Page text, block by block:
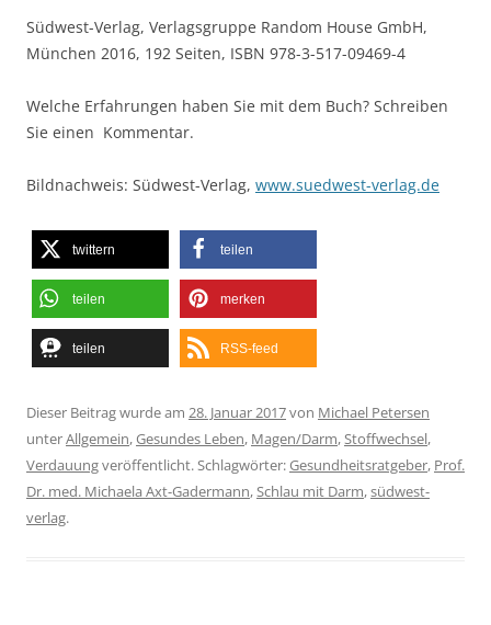
Südwest-Verlag, Verlagsgruppe Random House GmbH,
München 2016, 192 Seiten, ISBN 978-3-517-09469-4
Welche Erfahrungen haben Sie mit dem Buch? Schreiben
Sie einen Kommentar.
Bildnachweis: Südwest-Verlag, www.suedwest-verlag.de
twittern teilen
teilen merken
teilen RSS-feed
Dieser Beitrag wurde am 28. Januar 2017von Michael Petersen
unterAllgemein,Gesundes Leben, Magen/Darm,Stoffwechsel,
Verdauungveröffentlicht. Schlagwörter:Gesundheitsratgeber, Prof.
Dr. med. Michaela Axt-Gadermann,Schlau mit Darm,südwest-
verlag.